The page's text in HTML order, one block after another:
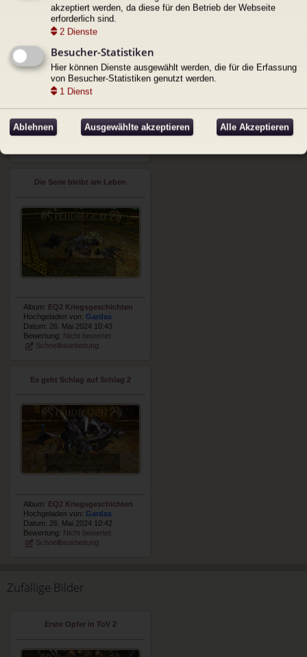
Album:EQ2 Kriegsgeschichten
Hochgeladen von:Gardas
Datum: 26. Mai 2024 10:44
Bewertung:
Nicht bewertet
Die Serie bleibt am Leben
Album: EQ2 Kriegsgeschichten
Hochgeladen von: Gardas
Datum: 26. Mai 2024 10:43
Bewertung: Nicht bewertet
Schnellbearbeitung
Es geht Schlag auf Schlag 2
Album: EQ2 Kriegsgeschichten
Hochgeladen von: Gardas
Datum: 26. Mai 2024 10:42
Bewertung: Nicht bewertet
Schnellbearbeitung
Zufällige Bilder
Erste Opfer in ToV 2
akzeptiert werden, da diese für den Betrieb der Webseite
erforderlich sind.
2 Dienste
Besucher-Statistiken
Hier können Dienste ausgewählt werden, die für die Erfassung
von Besucher-Statistiken genutzt werden.
1 Dienst
Ablehnen Ausgewählte akzeptieren Alle Akzeptieren